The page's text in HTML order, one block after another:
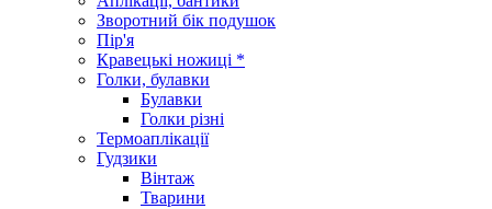
Зворотний бік подушок
Пір'я
Кравецькі ножиці *
Голки, булавки
Булавки
Голки різні
Термоаплікації
Гудзики
Вінтаж
Тварини